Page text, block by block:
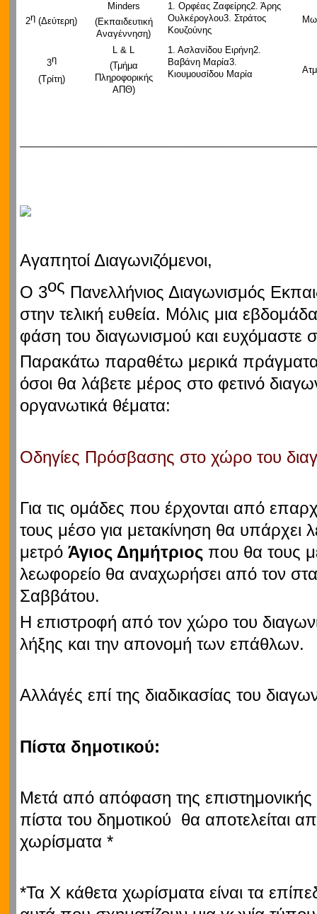
2η (Δεύτερη)
Minders
(Εκπαιδευτική
Αναγέννηση)
1. Ορφέας Ζαφείρης2. Άρης
Ουλκέρογλου3. Στράτος
Κουζούνης
3η
(Τρίτη)
L & L
(Τμήμα
Πληροφορικής
ΑΠΘ)
1. Ασλανίδου Ειρήνη2.
Βαβάνη Μαρία3.
Κιουμουσίδου Μαρία
Αγαπητοί Διαγωνιζόμενοι,
Ο 3ος Πανελλήνιος Διαγωνισμός
στην τελική ευθεία. Μόλις μια
φάση του διαγωνισμού και ευχόμαστε
Παρακάτω παραθέτω μερικά
όσοι θα λάβετε μέρος στο φετινό
οργανωτικά θέματα:
Οδηγίες Πρόσβασης στο χώρο του
Για τις ομάδες που έρχονται από
τους μέσο για μετακίνηση θα
μετρό Άγιος Δημήτριοςπου θα τους
λεωφορείο θα αναχωρήσει από τον
Σαββάτου.
Η επιστροφή από τον χώρο του
λήξης και την απονομή των επάθλων.
Αλλάγές επί της διαδικασίας του
Πίστα δημοτικού:
Μετά από απόφαση της επιστημονικής
πίστα του δημοτικού θα αποτελείται
χωρίσματα *
*Τα Χ κάθετα χωρίσματα είναι τα